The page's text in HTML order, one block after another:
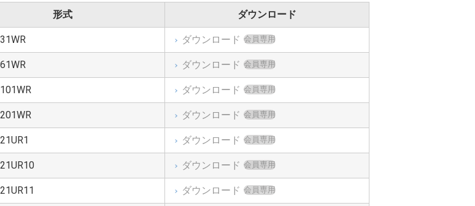
います。機能評価以外の目的には使用しないでください。
本データを販売、譲渡、貸与等しないでください。
改変、翻案、複製等しないでください。
ことがあります。
の正確性、完全性に関して一切の保証をいたしません。
動したり故障したりすることがあります。本製品をご使用頂く場合は、本製品の誤作動
、本製品に関する最新の情報（本データ、注意事項、本製品の仕様書、データシートな
形式 ダウンロード
ダウンロード 会員専用
ダウンロード 会員専用
ダウンロード 会員専用
ダウンロード 会員専用
ダウンロード 会員専用
ダウンロード 会員専用
ダウンロード 会員専用